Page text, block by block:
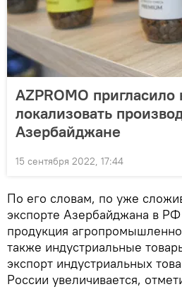
AZPROMO
локализовать
Азербайджане
15 сентября 2022, 17:44
По его словам, по уже
экспорте Азербайджана в
продукция
также индустриальные
экспорт индустриальных
России увеличивается,